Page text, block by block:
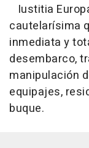
Iustitia
cautelarísima
inmediata y
desembarco,
manipulación
equipajes,
buque.